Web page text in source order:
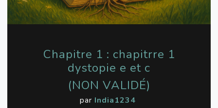
Chapitre 1 : chapitrre 1
dystopie e et c
(NON VALIDÉ)
par India1234